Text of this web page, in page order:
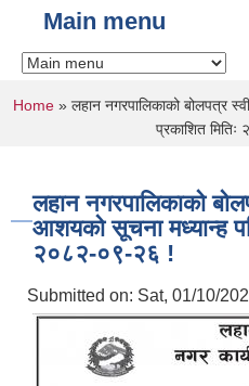
Main menu
You are here
Home » लहान नगरपालिकाको बोलपत्र
प्रकाशित
लहान नगरपालिकाको
आशयको सूचना मध्यान्ह
२०८२-०९-२६ !
Submitted on: Sat, 01/10/